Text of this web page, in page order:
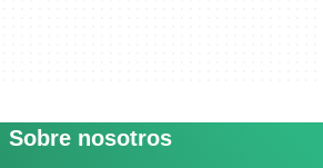
Sobre nosotros